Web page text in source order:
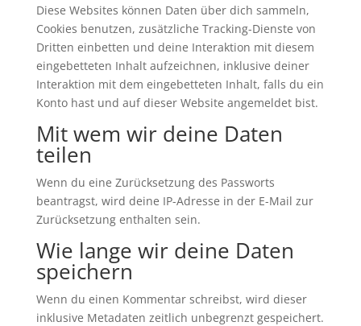
Diese Websites können Daten über dich sammeln,
Cookies benutzen, zusätzliche Tracking-Dienste von
Dritten einbetten und deine Interaktion mit diesem
eingebetteten Inhalt aufzeichnen, inklusive deiner
Interaktion mit dem eingebetteten Inhalt, falls du ein
Konto hast und auf dieser Website angemeldet bist.
Mit wem wir deine Daten
teilen
Wenn du eine Zurücksetzung des Passworts
beantragst, wird deine IP-Adresse in der E-Mail zur
Zurücksetzung enthalten sein.
Wie lange wir deine Daten
speichern
Wenn du einen Kommentar schreibst, wird dieser
inklusive Metadaten zeitlich unbegrenzt gespeichert.